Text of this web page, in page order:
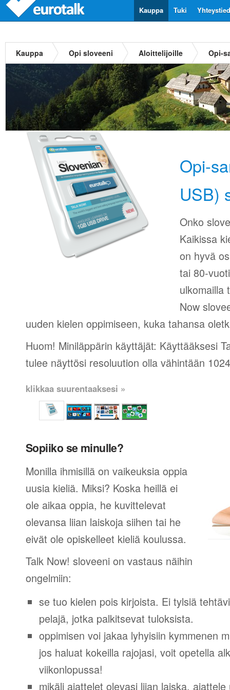
Tuki
Kauppa
Kauppa Opi sloveeni Aloittelijoille Opi-
Opi-
USB)
Onko
Kaikissa
on hyvä
tai 80-
ulkomailla
Now
uuden kielen oppimiseen, kuka tahansa
Huom! Miniläppärin käyttäjät: Käyttääksesi
tulee näyttösi resoluution olla vähintään
klikkaa suurentaaksesi »
Sopiiko se minulle?
Monilla ihmisillä on vaikeuksia oppia
uusia kieliä. Miksi? Koska heillä ei
ole aikaa oppia, he kuvittelevat
olevansa liian laiskoja siihen tai he
eivät ole opiskelleet kieliä koulussa.
Talk Now! sloveeni on vastaus näihin
ongelmiin:
se tuo kielen pois kirjoista. Ei tylsiä
pelajä, jotka palkitsevat tuloksista.
oppimisen voi jakaa lyhyisiin kymmenen
jos haluat kokeilla rajojasi, voit opetella
viikonlopussa!
mikäli ajattelet olevasi liian laiska,